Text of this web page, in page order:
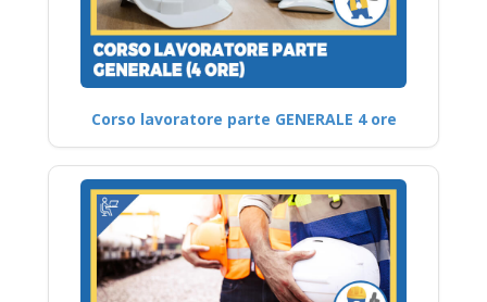
Corso lavoratore parte GENERALE 4 ore